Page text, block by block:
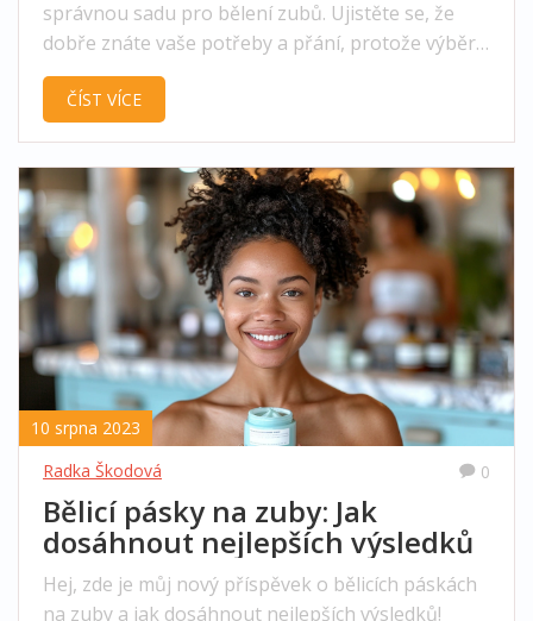
správnou sadu pro bělení zubů. Ujistěte se, že
dobře znáte vaše potřeby a přání, protože výběr
je opravdu široký. Bělení zubů může být
jednoduchý proces, který můžete udělat pohodlně
správnou sadu, která vám zaručí krásný úsměv.
Těším se na vás v dalších příspěvcích!
ČÍST VÍCE
10 srpna 2023
Radka Škodová
0
Bělicí pásky na zuby: Jak
dosáhnout nejlepších výsledků
Hej, zde je můj nový příspěvek o bělicích páskách
na zuby a jak dosáhnout nejlepších výsledků!